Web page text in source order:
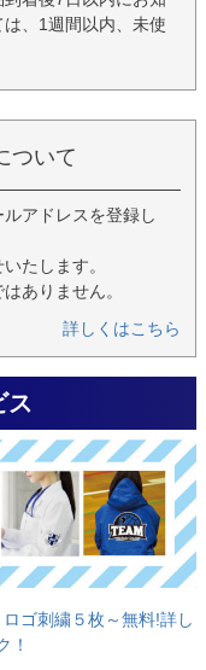
、1週間以内、未使
ついて
アドレスを登録し
たします。
ありません。
詳しくはこちら
ス
ゴ刺繍５枚～無料!詳し
！